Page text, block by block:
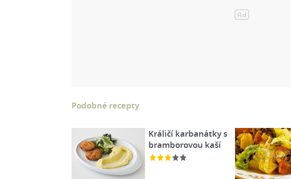
Podobné recepty
Králičí karbanátky s
bramborovou kaší